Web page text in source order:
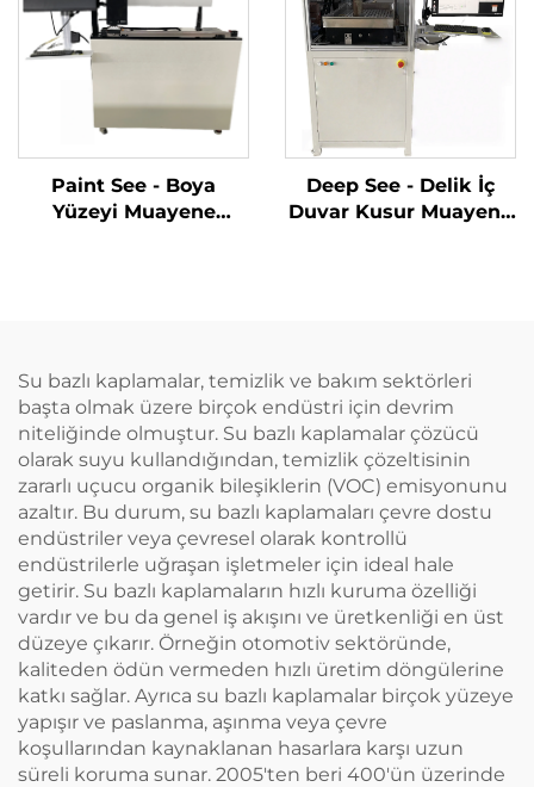
Paint See - Boya
Yüzeyi Muayene
Deep See - Delik İç
Duvar Kusur Muayene
Su bazlı kaplamalar, temizlik ve bakım sektörleri
başta olmak üzere birçok endüstri için devrim
niteliğinde olmuştur. Su bazlı kaplamalar çözücü
olarak suyu kullandığından, temizlik çözeltisinin
zararlı uçucu organik bileşiklerin (VOC) emisyonunu
azaltır. Bu durum, su bazlı kaplamaları çevre dostu
endüstriler veya çevresel olarak kontrollü
endüstrilerle uğraşan işletmeler için ideal hale
getirir. Su bazlı kaplamaların hızlı kuruma özelliği
vardır ve bu da genel iş akışını ve üretkenliği en üst
düzeye çıkarır. Örneğin otomotiv sektöründe,
kaliteden ödün vermeden hızlı üretim döngülerine
katkı sağlar. Ayrıca su bazlı kaplamalar birçok yüzeye
yapışır ve paslanma, aşınma veya çevre
koşullarından kaynaklanan hasarlara karşı uzun
süreli koruma sunar. 2005'ten beri 400'ün üzerinde